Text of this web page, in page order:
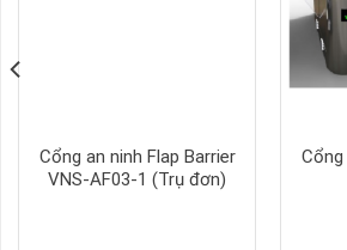
Cổng an ninh Flap Barrier
VNS-AF03-1 (Trụ đơn)
Cổng